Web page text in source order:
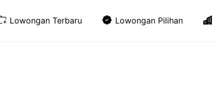
Lowongan Terbaru Lowongan Pilihan